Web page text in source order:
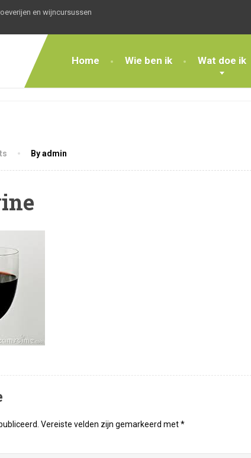
en wijncursussen
Home Wie ben ik Wat doe ik
By admin
Vereiste velden zijn gemarkeerd met*